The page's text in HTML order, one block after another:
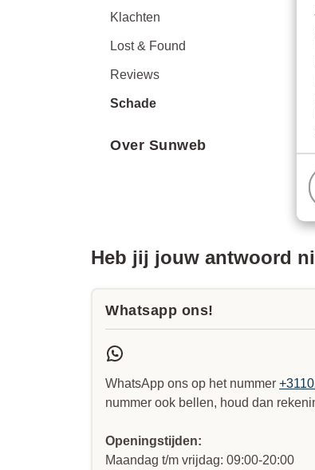
Klachten
Lost & Found
Reviews
Schade
Over Sunweb
Heb jij jouw antwoord
Whatsapp ons!
WhatsApp ons op het nummer
nummer ook bellen, houd dan
Openingstijden:
Maandag t/m vrijdag: 09:00-20:00